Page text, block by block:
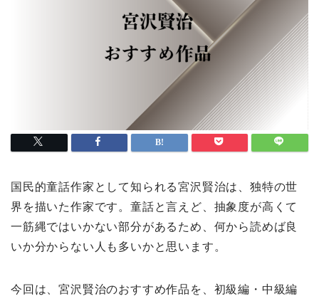
国民的童話作家として知られる宮沢賢治は、独特の世
界を描いた作家です。童話と言えど、抽象度が高くて
一筋縄ではいかない部分があるため、何から読めば良
いか分からない人も多いかと思います。
今回は、宮沢賢治のおすすめ作品を、初級編・中級編